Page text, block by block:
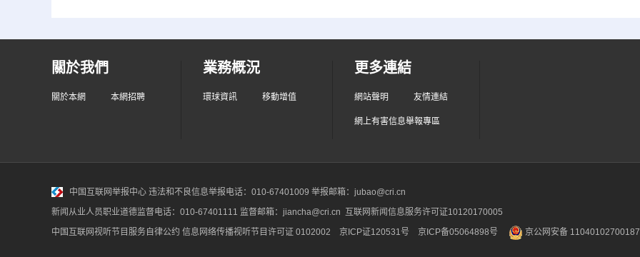
關於我們
關於本網 本網招聘
業務概況
環球資訊 移動增值
更多連結
網站聲明 友情連結
網上有害信息舉報專區
中国互联网举报中心 违法和不良信息举报电话：010-67401009 举报邮箱：jubao@cri.cn
新闻从业人员职业道德监督电话：010-67401111 监督邮箱：jiancha@cri.cn 互联网新闻信息服务许可证10120170005
中国互联网视听节目服务自律公约 信息网络传播视听节目许可证 0102002 京ICP证120531号 京ICP备05064898号 京公网安备